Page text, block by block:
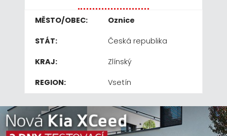
MĚSTO/OBEC: Oznice
STÁT: Česká republika
KRAJ: Zlínský
REGION: Vsetín